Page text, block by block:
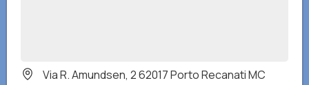
Via R. Amundsen, 2 62017 Porto Recanati MC